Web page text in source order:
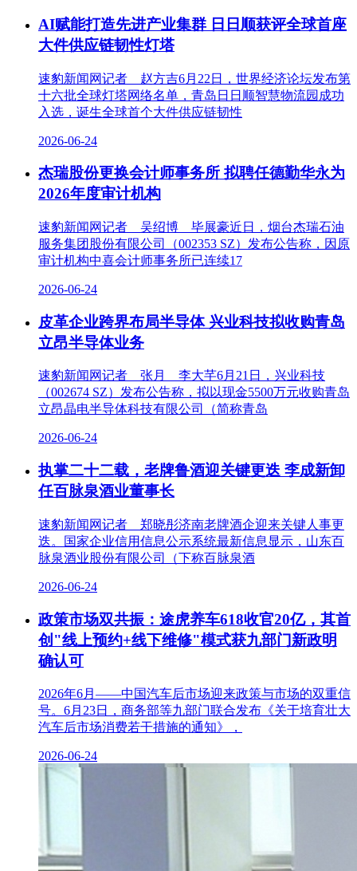
AI赋能打造先进产业集群 日日顺获评全球首座
大件供应链韧性灯塔
速豹新闻网记者 赵方吉6月22日，世界经济论坛发布第
十六批全球灯塔网络名单，青岛日日顺智慧物流园成功
入选，诞生全球首个大件供应链韧性
2026-06-24
杰瑞股份更换会计师事务所 拟聘任德勤华永为
2026年度审计机构
速豹新闻网记者 吴绍博 毕展豪近日，烟台杰瑞石油
服务集团股份有限公司（002353 SZ）发布公告称，因原
审计机构中喜会计师事务所已连续17
2026-06-24
皮革企业跨界布局半导体 兴业科技拟收购青岛
立昂半导体业务
速豹新闻网记者 张月 李大芊6月21日，兴业科技
（002674 SZ）发布公告称，拟以现金5500万元收购青岛
立昂晶电半导体科技有限公司（简称青岛
2026-06-24
执掌二十二载，老牌鲁酒迎关键更迭 李成新卸
任百脉泉酒业董事长
速豹新闻网记者 郑晓彤济南老牌酒企迎来关键人事更
迭。国家企业信用信息公示系统最新信息显示，山东百
脉泉酒业股份有限公司（下称百脉泉酒
2026-06-24
政策市场双共振：途虎养车618收官20亿，其首
创"线上预约+线下维修"模式获九部门新政明
确认可
2026年6月——中国汽车后市场迎来政策与市场的双重信
号。6月23日，商务部等九部门联合发布《关于培育壮大
汽车后市场消费若干措施的通知》，
2026-06-24